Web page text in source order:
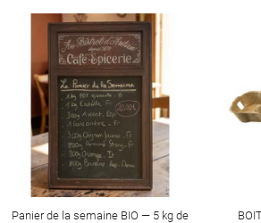
Panier de la semaine BIO — 5 kg de